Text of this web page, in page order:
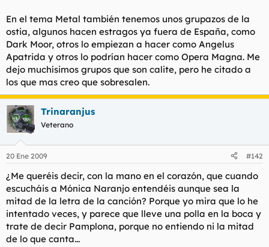
recuerdo que me gustaban Sexy Sadie, y digo gustaban
porque hace eones que no oigo nada suyo y no sé si me
seguirán gustando, con que ved que con toda ésta mierda de
tocho (que se van a leer mi puta madre, mi puta abuela y el de
arriba) me estoy mojando y no voy a tiro fijo con Baron Rojo y
Triana que son los primeros grandísimos que me han venido a
la mente dentro de los "No clásicos sesenteros". Luego, ¿me
llamáis maricón si os digo que el tono de la guitarra del de
Café Quijano me parece escalofriante?
Pero ojo, mucho ojo, yo no estoy poniendo a éstos señores a
una altura de Dioses supremos, pero calidad en algún sentido
tienen. Mónica Naranjo enfundada en cuero por ejemplo está
para hacerse un bocadillo con ella
Y no estoy incluyendo el Rap, donde tras comparar y más
comparar mi criterio me susurra que tenemos artistas de nivel
mundial increíblemente válidos tanto en letras como en bases,
y si no mirad las ventas de más de uno siendo un género
desatendido por los medios dejando a un lado modas
semanales de late nights y mierdas varias.
En el tema Metal también tenemos unos grupazos de la
ostia, algunos hacen estragos ya fuera de España, como
Dark Moor, otros lo empiezan a hacer como Angelus
Apatrida y otros lo podrían hacer como Opera Magna. Me
dejo muchísimos grupos que son calite, pero he citado a
los que mas creo que sobresalen.
Trinaranjus
Veterano
20 Ene 2009 #142
¿Me queréis decir, con la mano en el corazón, que cuando
escucháis a Mónica Naranjo entendéis aunque sea la
mitad de la letra de la canción? Porque yo mira que lo he
intentado veces, y parece que lleve una polla en la boca y
trate de decir Pamplona, porque no entiendo ni la mitad
de lo que canta...